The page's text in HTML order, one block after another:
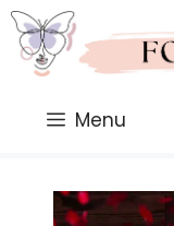
Saltar
al
contenido
Menu